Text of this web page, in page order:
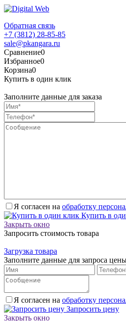
Обратная связь
+7 (3812) 28-85-85
sale@pkangara.ru
Сравнение0
Избранное0
Корзина0
Купить в один клик
Заполните данные для заказа
Я согласен на обработку
Купить в
Закрыть окно
Запросить стоимость товара
Загрузка товара
Заполните данные для запроса
Я согласен на обработку
Запросить цену
Закрыть окно